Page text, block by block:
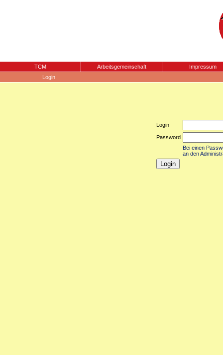
TCM Arbeitsgemeinschaft
Impressum
Login
Login
Password
Bei einen
an den